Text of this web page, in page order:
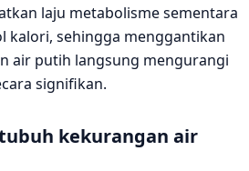
laju metabolisme sementara
kalori, sehingga menggantikan
air putih langsung mengurangi
signifikan.
kekurangan air